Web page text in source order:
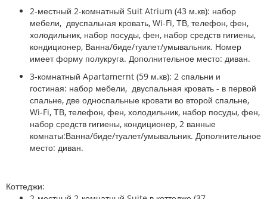
2-местный 2-комнатный Suit Atrium (43 м.кв): набор
мебели, двуспальная кровать, Wi-Fi, ТВ, телефон, фен,
холодильник, набор посуды, фен, набор средств гигиены,
кондиционер, Ванна/биде/туалет/умывальник. Номер
имеет форму полукруга. Дополнительное место: диван.
3-комнатный Apartamernt (59 м.кв): 2 спальни и
гостиная: набор мебели, двуспальная кровать - в первой
спальне, две односпальные кровати во второй спальне,
Wi-Fi, ТВ, телефон, фен, холодильник, набор посуды, фен,
набор средств гигиены, кондиционер, 2 ванные
комнаты:Ванна/биде/туалет/умывальник. Дополнительное
место: диван.
Коттеджи: